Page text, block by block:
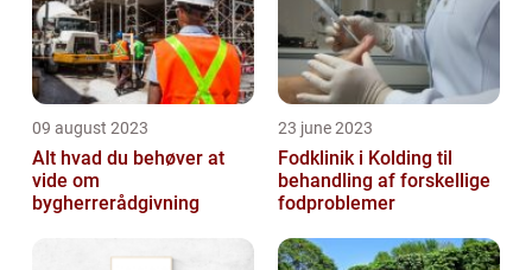
09 august 2023
Alt hvad du behøver at
vide om
bygherrerådgivning
23 june 2023
Fodklinik i Kolding til
behandling af forskellige
fodproblemer